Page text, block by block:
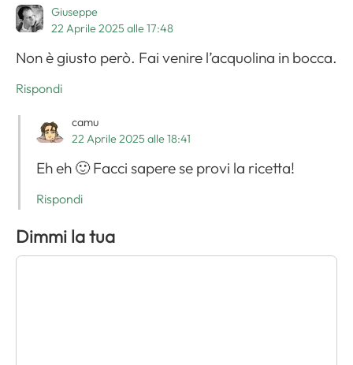
Giuseppe
22 Aprile 2025 alle 17:48
Non è giusto però. Fai venire l’acquolina in bocca.
Rispondi
camu
22 Aprile 2025 alle 18:41
Eh eh 🙂 Facci sapere se provi la ricetta!
Rispondi
Dimmi la tua